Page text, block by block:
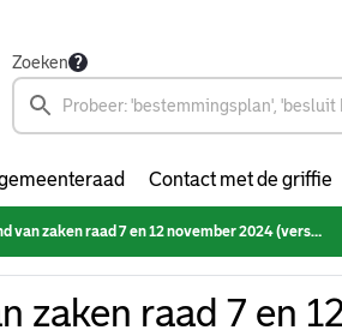
Zoeken
Contact met de griffie
raad 7 en 12 november 2024 (versie 12 november)
zaken raad 7 en